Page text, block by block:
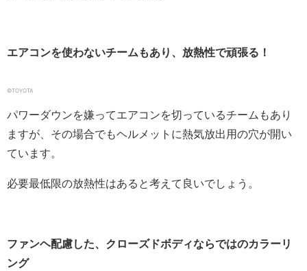
エアコンを使わないチームもあり、放熱性で頑張る！
©TOYOTA
パワーダウンを嫌ってエアコンを切っているチームもあり
ますが、その場合でもヘルメットに熱気放出用の穴が開い
ています。
必要最低限の放熱性はあると考えて良いでしょう。
ファンヘ配慮した、クローズドボディならではのカラーリ
ング